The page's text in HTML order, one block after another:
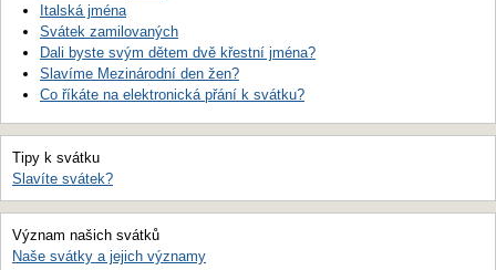
Italská jména
Svátek zamilovaných
Dali byste svým dětem dvě křestní jména?
Slavíme Mezinárodní den žen?
Co říkáte na elektronická přání k svátku?
Tipy k svátku
Slavíte svátek?
Význam našich svátků
Naše svátky a jejich významy